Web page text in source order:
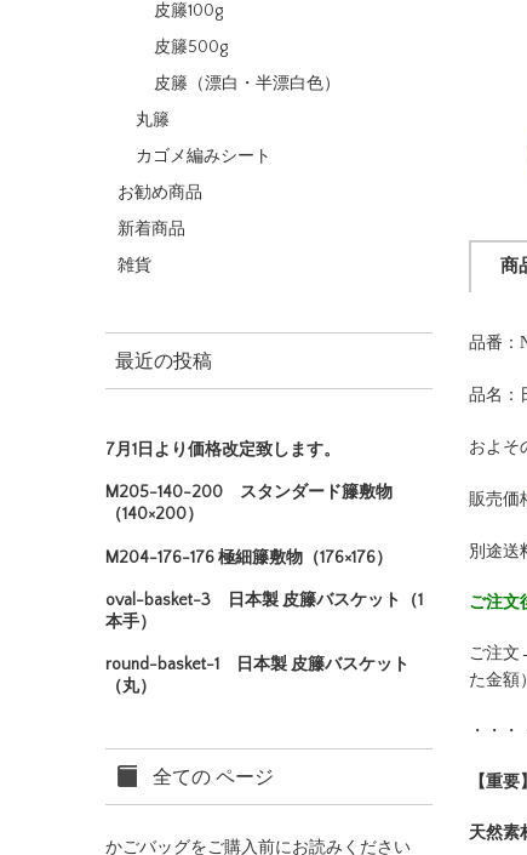
商
品番：
品名：
およそ
販売価
別途送
ご注文
ご注
た金額
・・
【重
天然素
皮籐100g
皮籐500g
皮籐（漂白・半漂白色）
丸籐
カゴメ編みシート
お勧め商品
新着商品
雑貨
最近の投稿
7月1日より価格改定致します。
M205-140-200 スタンダード籐敷物
（140×200）
M204-176-176 極細籐敷物（176×176）
oval-basket-3 日本製 皮籐バスケット（1
本手）
round-basket-1 日本製 皮籐バスケット
（丸）
全ての ページ
かごバッグをご購入前にお読みください